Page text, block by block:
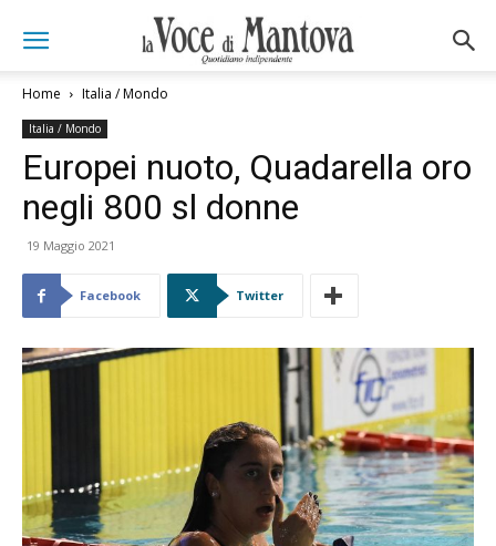
Home Italia / Mondo
Italia / Mondo
Europei nuoto, Quadarella oro
negli 800 sl donne
19 Maggio 2021
Facebook Twitter